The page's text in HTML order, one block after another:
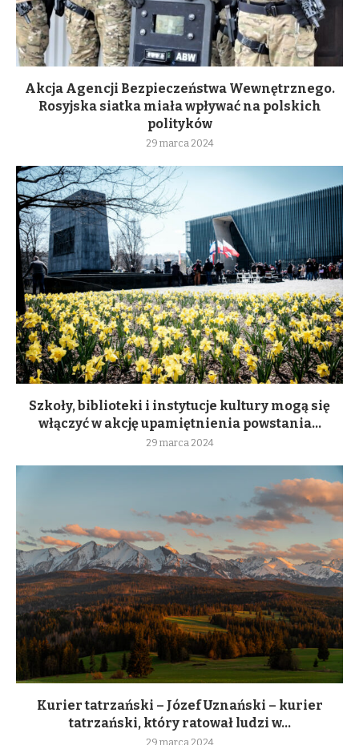
Akcja Agencji Bezpieczeństwa Wewnętrznego.
Rosyjska siatka miała wpływać na polskich
polityków
29 marca 2024
Szkoły, biblioteki i instytucje kultury mogą się
włączyć w akcję upamiętnienia powstania...
29 marca 2024
Kurier tatrzański – Józef Uznański – kurier
tatrzański, który ratował ludzi w...
29 marca 2024